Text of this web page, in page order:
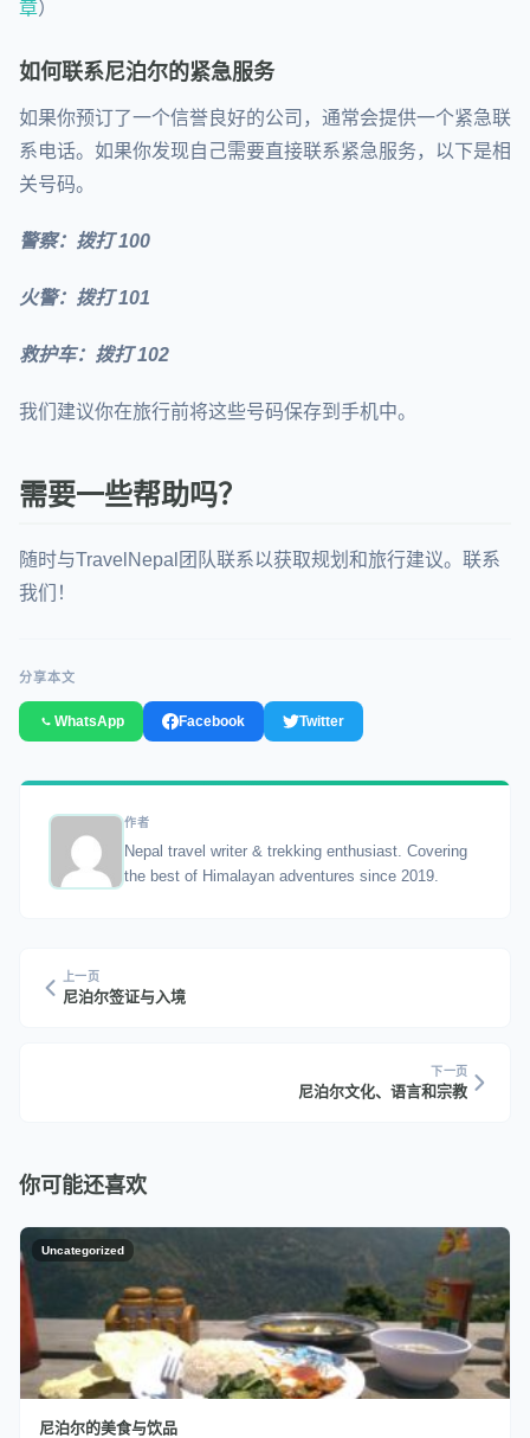
章）
如何联系尼泊尔的紧急服务
如果你预订了一个信誉良好的公司，通常会提供一个紧急联
系电话。如果你发现自己需要直接联系紧急服务，以下是相
关号码。
警察：拨打 100
火警：拨打 101
救护车：拨打 102
我们建议你在旅行前将这些号码保存到手机中。
需要一些帮助吗？
随时与TravelNepal团队联系以获取规划和旅行建议。联系
我们！
分享本文
WhatsApp Facebook Twitter
作者
Nepal travel writer & trekking enthusiast. Covering
the best of Himalayan adventures since 2019.
上一页
尼泊尔签证与入境
下一页
尼泊尔文化、语言和宗教
你可能还喜欢
Uncategorized
尼泊尔的美食与饮品